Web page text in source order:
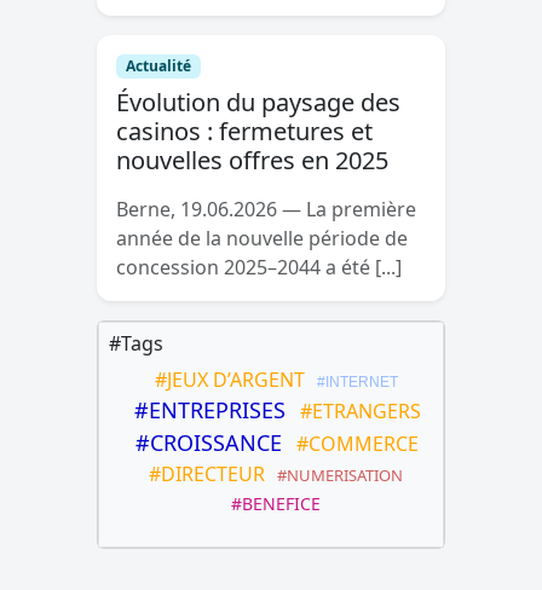
Actualité
Évolution du paysage des
casinos : fermetures et
nouvelles offres en 2025
Berne, 19.06.2026 — La première
année de la nouvelle période de
concession 2025–2044 a été [...]
#Tags
#JEUX D’ARGENT
#INTERNET
#ENTREPRISES #ETRANGERS
#CROISSANCE #COMMERCE
#DIRECTEUR #NUMERISATION
#BENEFICE